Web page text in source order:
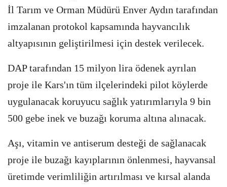
İl Tarım ve Orman Müdürü Enver Aydın tarafından
imzalanan protokol kapsamında hayvancılık
altyapısının geliştirilmesi için destek verilecek.
DAP tarafından 15 milyon lira ödenek ayrılan
proje ile Kars'ın tüm ilçelerindeki pilot köylerde
uygulanacak koruyucu sağlık yatırımlarıyla 9 bin
500 gebe inek ve buzağı koruma altına alınacak.
Aşı, vitamin ve antiserum desteği de sağlanacak
proje ile buzağı kayıplarının önlenmesi, hayvansal
üretimde verimliliğin artırılması ve kırsal alanda